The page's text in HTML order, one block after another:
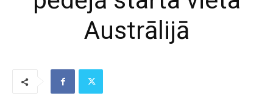
Austrālijā